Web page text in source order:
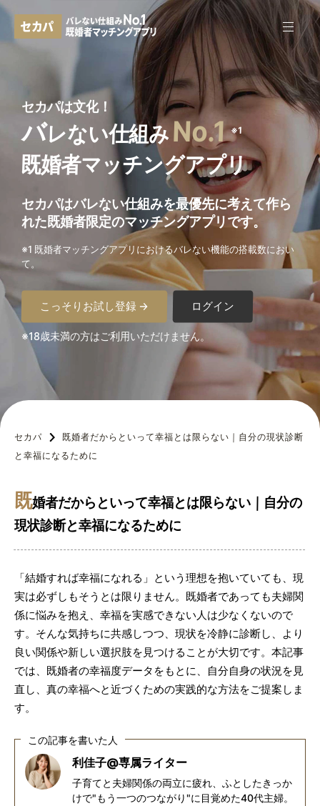
セカパは文化！
バレない仕組みNo.1 ※1
既婚者マッチングアプリ
セカパはバレない仕組みを最優先に考えて作ら
れた既婚者限定のマッチングアプリです。
※1 既婚者マッチングアプリにおけるバレない機能の搭載数におい
て。
こっそりお試し登録 → ログイン
※18歳未満の方はご利用いただけません。
セカパ
既婚者だからといって幸福とは限らない｜自分の現状診断
と幸福になるために
既婚者だからといって幸福とは限らない｜自分の
現状診断と幸福になるために
「結婚すれば幸福になれる」という理想を抱いていても、現
実は必ずしもそうとは限りません。既婚者であっても夫婦関
係に悩みを抱え、幸福を実感できない人は少なくないので
す。そんな気持ちに共感しつつ、現状を冷静に診断し、より
良い関係や新しい選択肢を見つけることが大切です。本記事
では、既婚者の幸福度データをもとに、自分自身の状況を見
直し、真の幸福へと近づくための実践的な方法をご提案しま
す。
この記事を書いた人
利佳子@専属ライター
子育てと夫婦関係の両立に疲れ、ふとしたきっか
けで"もう一つのつながり"に目覚めた40代主婦。